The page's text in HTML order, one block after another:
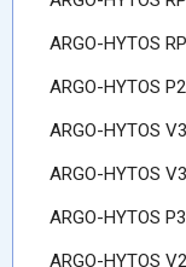
ARGO-HYTOS
ARGO-HYTOS
ARGO-HYTOS
ARGO-HYTOS
ARGO-HYTOS
ARGO-HYTOS